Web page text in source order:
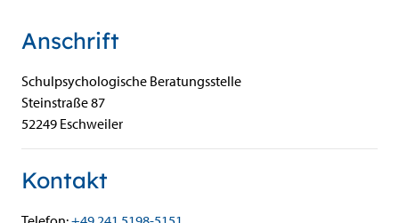
Anschrift
Schulpsychologische Beratungsstelle
Steinstraße87
52249 Eschweiler
Kontakt